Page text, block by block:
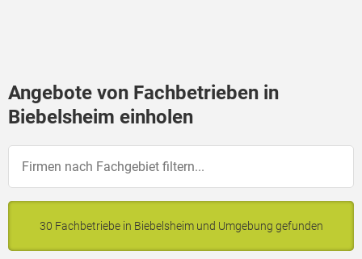
Angebote von Fachbetrieben in
Biebelsheim einholen
30 Fachbetriebe in Biebelsheim und Umgebung gefunden